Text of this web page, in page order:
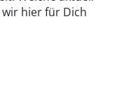
hier für Dich